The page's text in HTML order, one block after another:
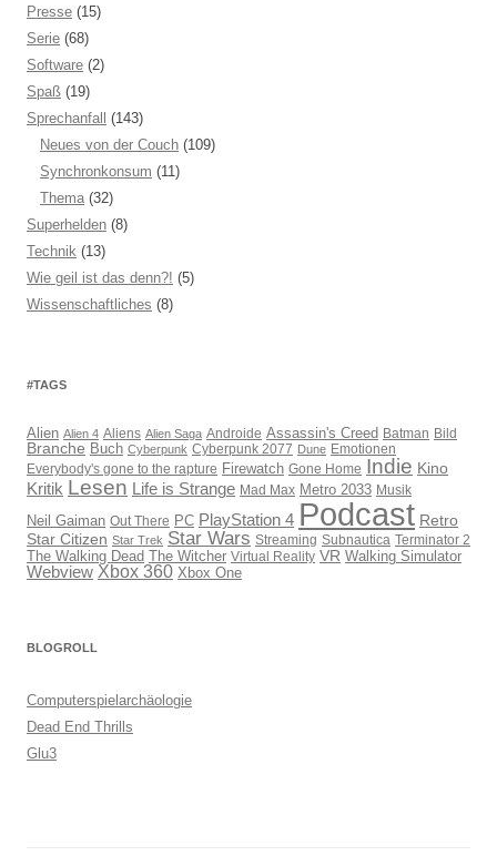
Presse (15)
Serie (68)
Software (2)
Spaß (19)
Sprechanfall
(143)
Neues von der Couch (109)
Synchronkonsum (11)
Thema (32)
Superhelden (8)
Technik (13)
Wie geil ist das denn?! (5)
Wissenschaftliches (8)
#TAGS
Alien Alien 4 Aliens Alien Saga Androide Assassin's Creed Batman Bild
Branche Buch Cyberpunk Cyberpunk 2077 Dune Emotionen
Everybody's gone to the rapture Firewatch Gone Home Indie Kino
Kritik Lesen Life is Strange Mad Max Metro 2033 Musik
Neil Gaiman Out There PC PlayStation 4 Podcast Retro
Star Citizen Star Trek Star Wars Streaming Subnautica Terminator 2
The Walking Dead The Witcher Virtual Reality VR Walking Simulator
Webview Xbox 360 Xbox One
BLOGROLL
Computerspielarchäologie
Dead End Thrills
Glu3